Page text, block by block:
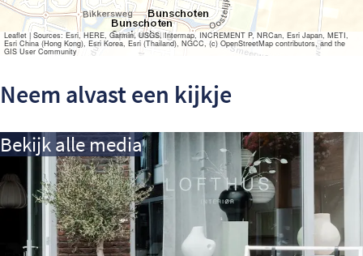
Leaflet |Sources: Esri, HERE, Garmin, USGS, Intermap, INCREMENT P, NRCan, Esri Japan, METI,
Esri China (Hong Kong), Esri Korea, Esri (Thailand), NGCC, (c) OpenStreetMap contributors, and the
GIS User Community
Neem alvast een kijkje
Bekijk alle media